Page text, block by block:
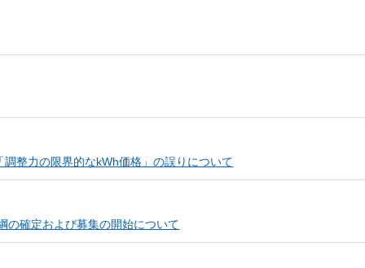
調整力の限界的なkWh価格」の誤りについて
の確定および募集の開始について